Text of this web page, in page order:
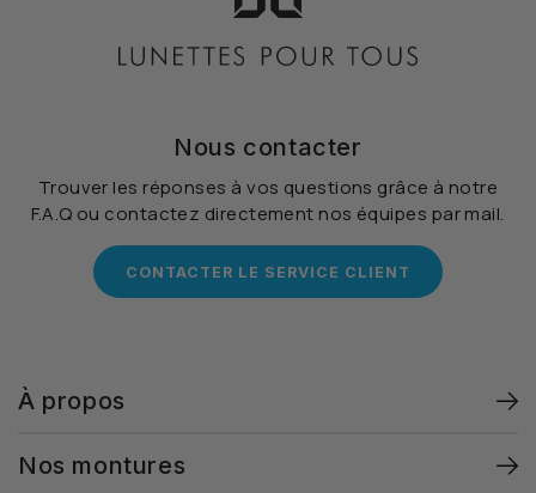
Nous contacter
Trouver les réponses à vos questions grâce à notre
F.A.Q ou contactez directement nos équipes par mail.
CONTACTER LE SERVICE CLIENT
À propos
Nos montures